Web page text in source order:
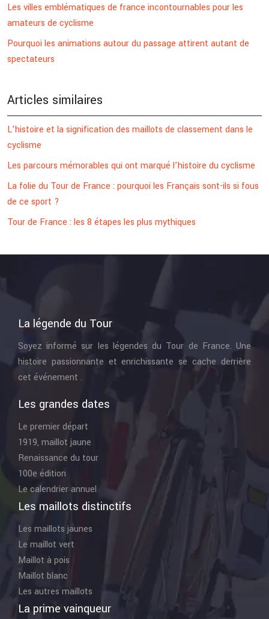
Les villes emblématiques de france incontournables pour les
amateurs de cyclisme
Pourquoi les animations autour du passage attirent autant de
spectateurs
Articles similaires
L’histoire et la signification des maillots de classement dans le
cyclisme
Les parcours mémorables qui ont marqué l’histoire du cyclisme
La folie du Tour de France : pourquoi les Français sont-ils si fous
de ce sport ?
Tour de France : les 8 étapes les plus mythiques
La légende du Tour
Soyez informé sur les légendes du Tour de France. Une
histoire passionnante et enrichissante se cache derrière
cet événement .
Les grandes dates
Le premier départ
1919, maillot jaune
Renaissance du tour
100e édition
Le calendrier annuel
Les maillots distinctifs
Les maillots jaunes
Le maillot vert
Maillot à pois
Maillot blanc
Les autres maillots
La prime vainqueur